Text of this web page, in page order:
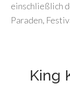
einschließlich
Paraden,
King